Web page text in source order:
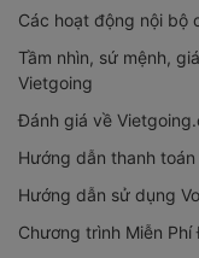
Các hoạt động nội bộ
Tầm nhìn, sứ mệnh,
Vietgoing
Đánh giá về
Hướng dẫn thanh toán
Hướng dẫn sử dụng
Chương trình Miễn